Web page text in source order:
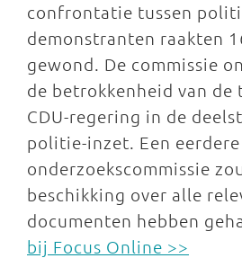
confrontatie tussen
demonstranten raakten
gewond. De commissie
de betrokkenheid van de
CDU-regering in de
politie-inzet. Een eerdere
onderzoekscommissie
beschikking over alle
documenten hebben
bij Focus Online >>